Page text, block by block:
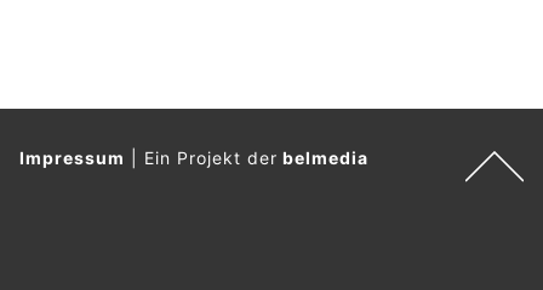
Impressum Ein Projekt derbelmedia